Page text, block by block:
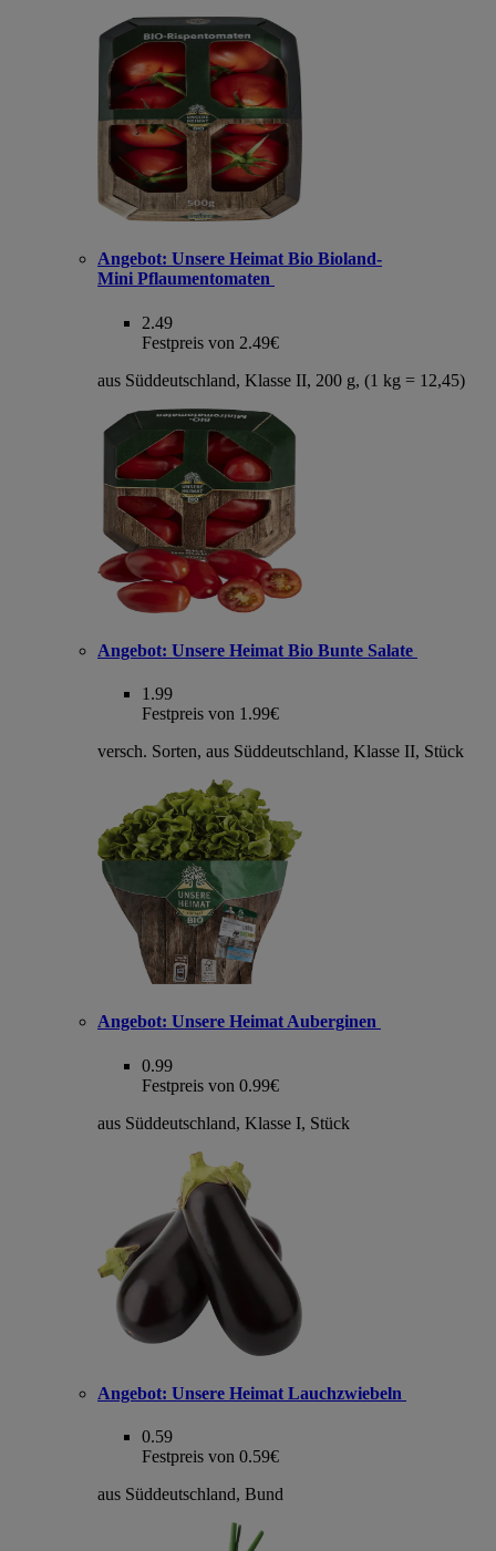
Angebot: Unsere Heimat Bio Bioland-
Mini Pflaumentomaten
2.49
Festpreis von 2.49€
aus Süddeutschland, Klasse II, 200 g, (1 kg = 12,45)
Angebot: Unsere Heimat Bio Bunte Salate
1.99
Festpreis von 1.99€
versch. Sorten, aus Süddeutschland, Klasse II, Stück
Angebot: Unsere Heimat Auberginen
0.99
Festpreis von 0.99€
aus Süddeutschland, Klasse I, Stück
Angebot: Unsere Heimat Lauchzwiebeln
0.59
Festpreis von 0.59€
aus Süddeutschland, Bund